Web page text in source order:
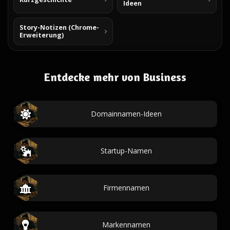
Ideen
Story-Notizen (Chrome-
Erweiterung)
Entdecke mehr von Business
Domainnamen-Ideen
Startup-Namen
Firmennamen
Markennamen